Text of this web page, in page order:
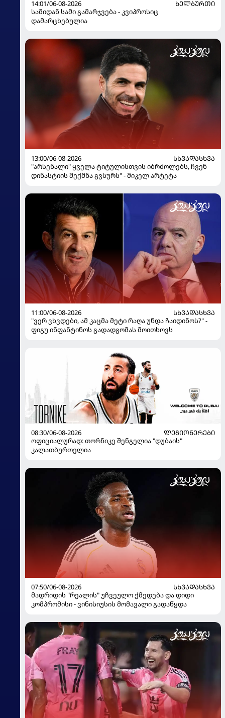
14:01/06-08-2026
ᲮᲔᲚᲑᲣᲠᲗᲘ
სამიდან სამი გამარჯვება - კვიპროსიც
დამარცხებულია
13:00/06-08-2026
ᲡᲮᲕᲐᲓᲐᲡᲮᲕᲐ
"არსენალი" ყველა ტიტულისთვის იბრძოლებს, ჩვენ
დინასტიის შექმნა გვსურს" - მიკელ არტეტა
11:00/06-08-2026
ᲡᲮᲕᲐᲓᲐᲡᲮᲕᲐ
"ვერ ვხვდები, ამ კაცმა მეტი რაღა უნდა ჩაიდინოს?" -
ფიგუ ინფანტინოს გადადგომას მოითხოვს
08:30/06-08-2026
ᲚᲔᲒᲘᲝᲜᲔᲠᲔᲑᲘ
ოფიციალურად: თორნიკე შენგელია "დუბაის"
კალათბურთელია
07:50/06-08-2026
ᲡᲮᲕᲐᲓᲐᲡᲮᲕᲐ
მადრიდის "რეალის" უჩვეულო ქმედება და დიდი
კომპრომისი - ვინისიუსის მომავალი გადაწყდა